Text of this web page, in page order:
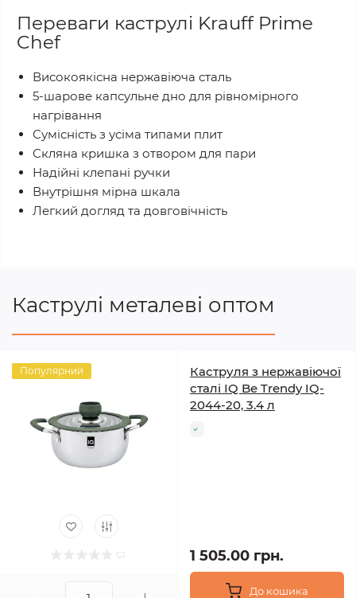
Переваги каструлі Krauff Prime
Chef
Високоякісна нержавіюча сталь
5-шарове капсульне дно для рівномірного
нагрівання
Сумісність з усіма типами плит
Скляна кришка з отвором для пари
Надійні клепані ручки
Внутрішня мірна шкала
Легкий догляд та довговічність
Каструлі металеві оптом
Популярний
Каструля з нержавіючої
сталі IQ Be Trendy IQ-
2044-20, 3.4 л
1 505.00 грн.
До кошика